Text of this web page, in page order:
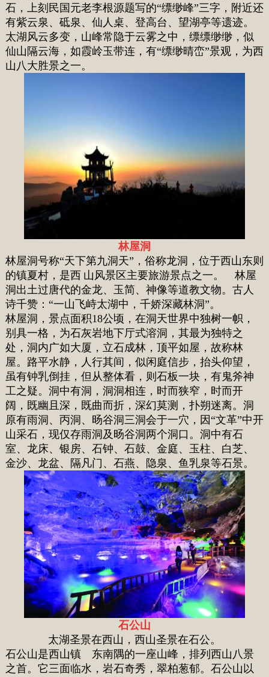
石，上刻民国元老李根源题写的“缥缈峰”三字，附近还
有紫云泉、砥泉、仙人桌、登高台、望湖亭等遗迹。
太湖风云多变，山峰常隐于云雾之中，缥缥缈缈，似
仙山隔云海，如霞岭玉带连，有“缥缈晴峦”景观，为西
山八 大胜景之一。
林屋洞
林屋洞号称“天下第九洞天”，俗称龙洞，位于西山东则
的镇夏村，是西 山风景区主要旅游景点之一。 林屋
洞出土过唐代的金龙、玉简、神像等道教文物。古人
诗千赞：“一山飞峙太湖中，千娇深藏林洞”。
林屋洞，景点面积18公顷，在洞天世界中独树一帜，
别具一格，为石灰岩地下厅式溶洞，其最为独特之
处，洞内广如大厦，立石成林，顶平如屋，故称林
屋。路平水静，人行其间，似闲庭信步，抬头仰望，
虽有钟乳倒挂，但从整体看，则石板一块，有鬼斧神
工之疑。洞中有洞，洞洞相连，时而狭窄，时而开
阔，既幽且深，既曲而折，深幻莫测，扑朔迷离。洞
原有雨洞、丙洞、旸谷洞三洞会于一穴，因“文革”中开
山采石，现仅存雨洞及旸谷洞两个洞口。洞中有石
室、龙床、银房、石钟、石鼓、金庭、玉柱、白芝、
金沙、龙盆、隔凡门、石燕、隐泉、鱼乳泉等石景。
石公山
太湖圣景在西山，西山圣景在石公。
石公山是西山镇 东南隅的一座山峰，排列西山八景
之首。它三面临水，岩石奇秀，翠柏葱郁。石公山以